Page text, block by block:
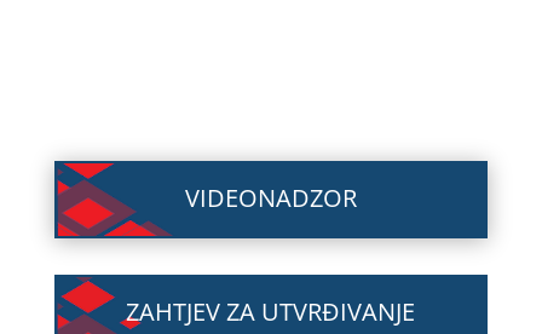
VIDEONADZOR
ZAHTJEV ZA UTVRĐIVANJE